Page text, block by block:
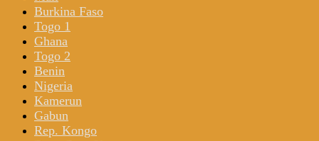
Burkina Faso
Togo 1
Ghana
Togo 2
Benin
Nigeria
Kamerun
Gabun
Rep. Kongo